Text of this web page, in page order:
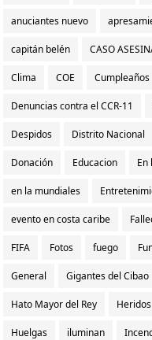
anuciantes nuevo
capitán belén CASO
Clima COE Cumpleaños
Denuncias contra el CCR-11
Despidos Distrito Nacional
Donación Educacion En
en la mundiales
evento en costa caribe
FIFA Fotos fuego
General Gigantes del Cibao
Hato Mayor del Rey Heridos
Huelgas iluminan